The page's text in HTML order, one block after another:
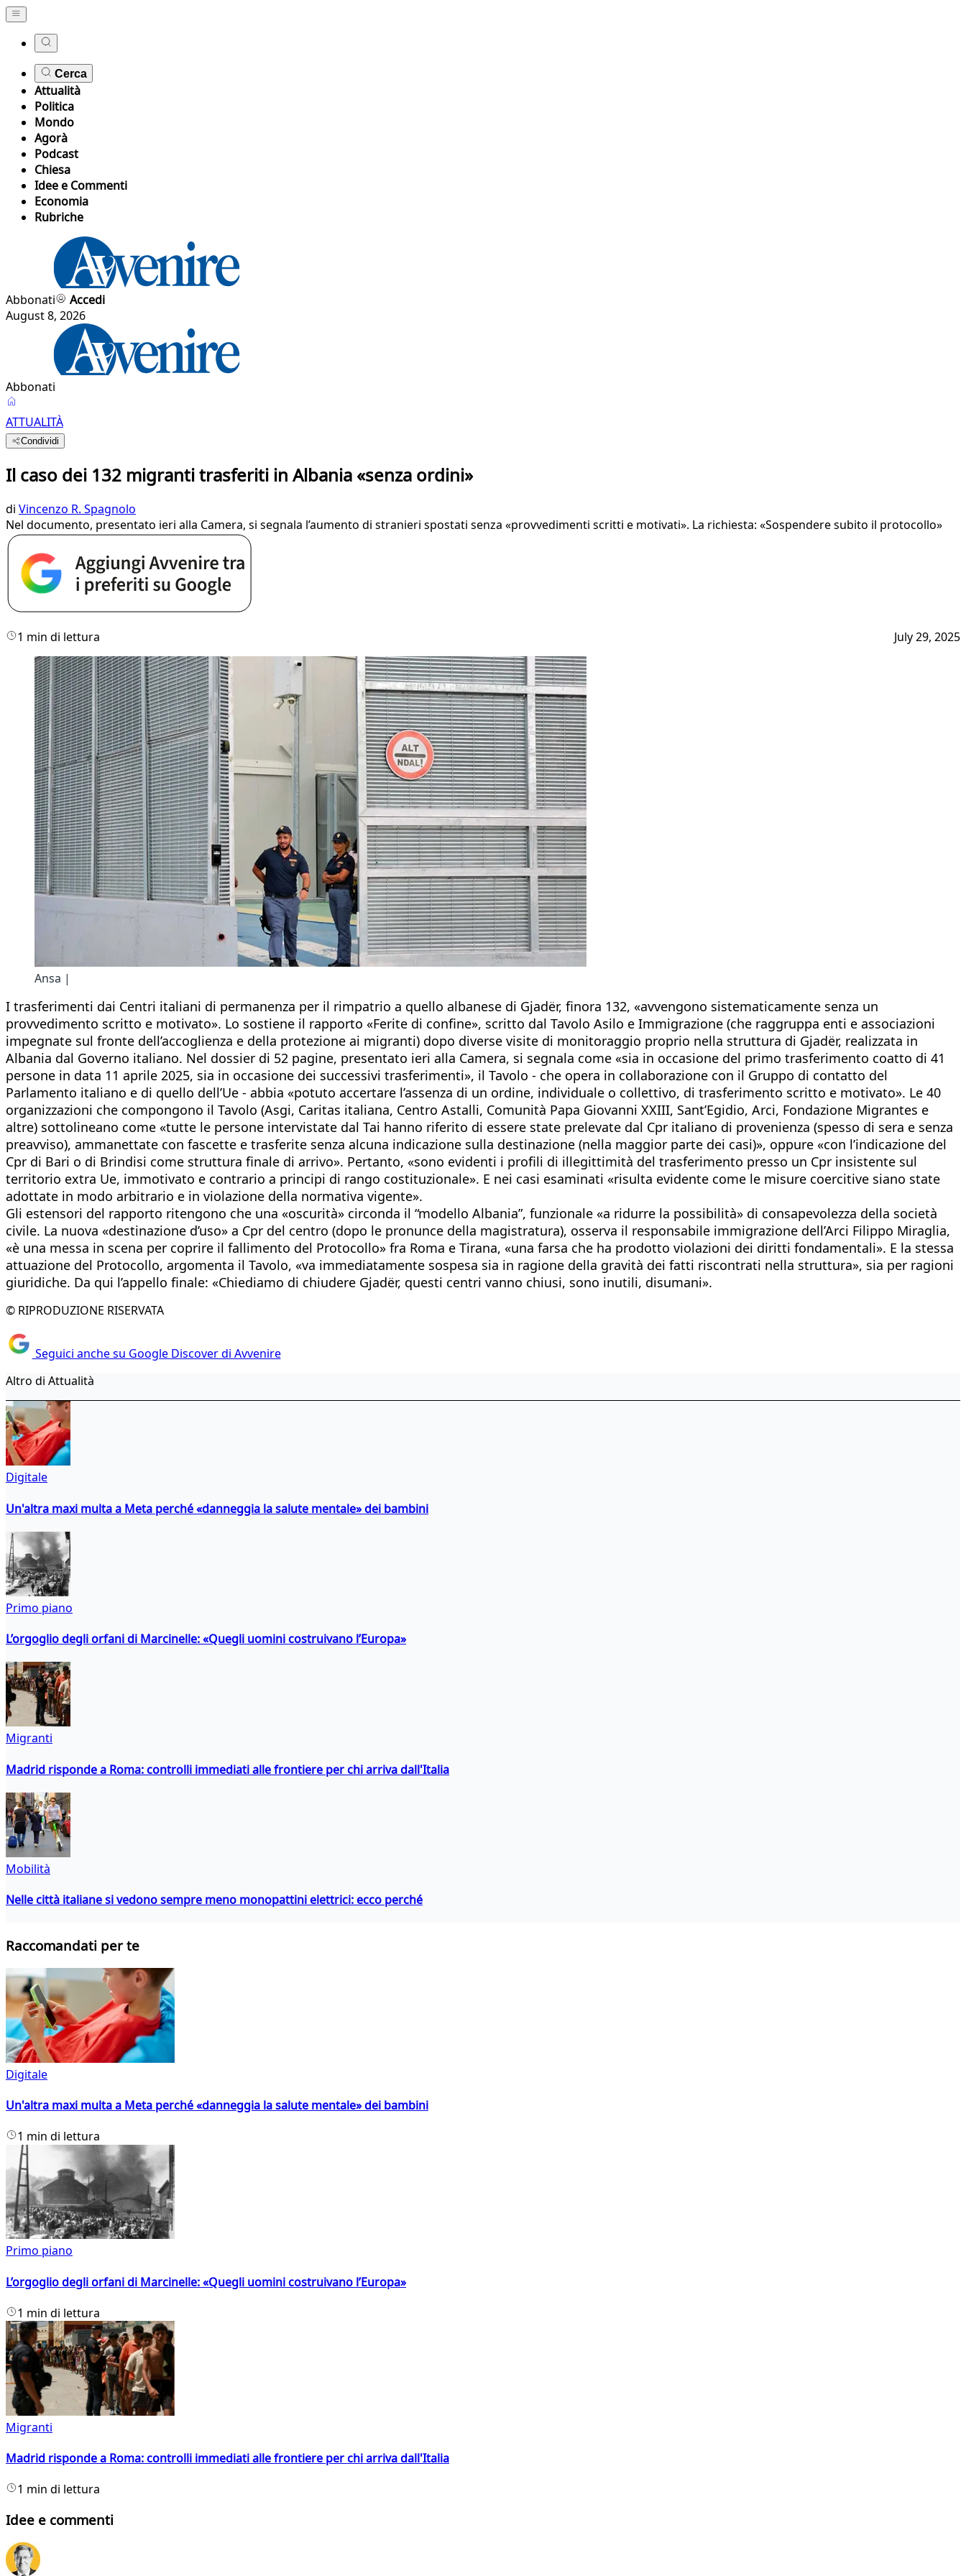
Cerca
Attualità
Politica
Mondo
Agorà
Podcast
Chiesa
Idee e Commenti
Economia
Rubriche
Abbonati
Accedi
August 8, 2026
Abbonati
ATTUALITÀ
Condividi
Il caso dei 132 migranti trasferiti in Albania «senza ordini»
di Vincenzo R. Spagnolo
Nel documento, presentato ieri alla Camera, si segnala l’aumento di stranieri spostati senza «provvedimenti scritti e motivati». La richiesta: «Sospendere subito il protocollo»
1 min di lettura July 29, 2025
Ansa |
I trasferimenti dai Centri italiani di permanenza per il rimpatrio a quello albanese di Gjadër, finora 132, «avvengono sistematicamente senza un
provvedimento scritto e motivato». Lo sostiene il rapporto «Ferite di confine», scritto dal Tavolo Asilo e Immigrazione (che raggruppa enti e associazioni
impegnate sul fronte dell’accoglienza e della protezione ai migranti) dopo diverse visite di monitoraggio proprio nella struttura di Gjadër, realizzata in
Albania dal Governo italiano. Nel dossier di 52 pagine, presentato ieri alla Camera, si segnala come «sia in occasione del primo trasferimento coatto di 41
persone in data 11 aprile 2025, sia in occasione dei successivi trasferimenti», il Tavolo - che opera in collaborazione con il Gruppo di contatto del
Parlamento italiano e di quello dell’Ue - abbia «potuto accertare l’assenza di un ordine, individuale o collettivo, di trasferimento scritto e motivato». Le 40
organizzazioni che compongono il Tavolo (Asgi, Caritas italiana, Centro Astalli, Comunità Papa Giovanni XXIII, Sant’Egidio, Arci, Fondazione Migrantes e
altre) sottolineano come «tutte le persone intervistate dal Tai hanno riferito di essere state prelevate dal Cpr italiano di provenienza (spesso di sera e senza
preavviso), ammanettate con fascette e trasferite senza alcuna indicazione sulla destinazione (nella maggior parte dei casi)», oppure «con l’indicazione del
Cpr di Bari o di Brindisi come struttura finale di arrivo». Pertanto, «sono evidenti i profili di illegittimità del trasferimento presso un Cpr insistente sul
territorio extra Ue, immotivato e contrario a principi di rango costituzionale». E nei casi esaminati «risulta evidente come le misure coercitive siano state
adottate in modo arbitrario e in violazione della normativa vigente».
Gli estensori del rapporto ritengono che una «oscurità» circonda il “modello Albania”, funzionale «a ridurre la possibilità» di consapevolezza della società
civile. La nuova «destinazione d’uso» a Cpr del centro (dopo le pronunce della magistratura), osserva il responsabile immigrazione dell’Arci Filippo Miraglia,
«è una messa in scena per coprire il fallimento del Protocollo» fra Roma e Tirana, «una farsa che ha prodotto violazioni dei diritti fondamentali». E la stessa
attuazione del Protocollo, argomenta il Tavolo, «va immediatamente sospesa sia in ragione della gravità dei fatti riscontrati nella struttura», sia per ragioni
giuridiche. Da qui l’appello finale: «Chiediamo di chiudere Gjadër, questi centri vanno chiusi, sono inutili, disumani».
© RIPRODUZIONE RISERVATA
Seguici anche su Google Discover di Avvenire
Altro di Attualità
Digitale
Un'altra maxi multa a Meta perché «danneggia la salute mentale» dei bambini
Primo piano
L’orgoglio degli orfani di Marcinelle: «Quegli uomini costruivano l’Europa»
Migranti
Madrid risponde a Roma: controlli immediati alle frontiere per chi arriva dall'Italia
Mobilità
Nelle città italiane si vedono sempre meno monopattini elettrici: ecco perché
Raccomandati per te
Digitale
Un'altra maxi multa a Meta perché «danneggia la salute mentale» dei bambini
1 min di lettura
Primo piano
L’orgoglio degli orfani di Marcinelle: «Quegli uomini costruivano l’Europa»
1 min di lettura
Migranti
Madrid risponde a Roma: controlli immediati alle frontiere per chi arriva dall'Italia
1 min di lettura
Idee e commenti